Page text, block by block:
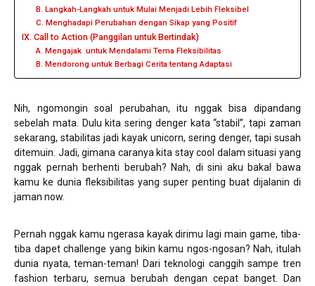
B. Langkah-Langkah untuk Mulai Menjadi Lebih Fleksibel
C. Menghadapi Perubahan dengan Sikap yang Positif
IX. Call to Action (Panggilan untuk Bertindak)
A. Mengajak untuk Mendalami Tema Fleksibilitas
B. Mendorong untuk Berbagi Cerita tentang Adaptasi
Nih, ngomongin soal perubahan, itu nggak bisa dipandang
sebelah mata. Dulu kita sering denger kata “stabil”, tapi zaman
sekarang, stabilitas jadi kayak unicorn, sering denger, tapi susah
ditemuin. Jadi, gimana caranya kita stay cool dalam situasi yang
nggak pernah berhenti berubah? Nah, di sini aku bakal bawa
kamu ke dunia fleksibilitas yang super penting buat dijalanin di
jaman now.
Pernah nggak kamu ngerasa kayak dirimu lagi main game, tiba-
tiba dapet challenge yang bikin kamu ngos-ngosan? Nah, itulah
dunia nyata, teman-teman! Dari teknologi canggih sampe tren
fashion terbaru, semua berubah dengan cepat banget. Dan